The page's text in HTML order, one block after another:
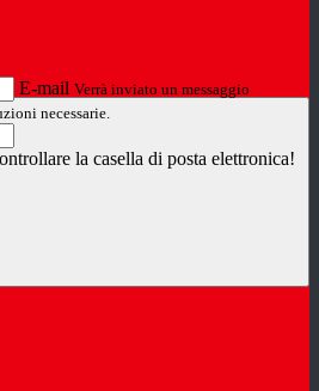
E-mail Verrà inviato un messaggio
necessarie.
la casella di posta elettronica!